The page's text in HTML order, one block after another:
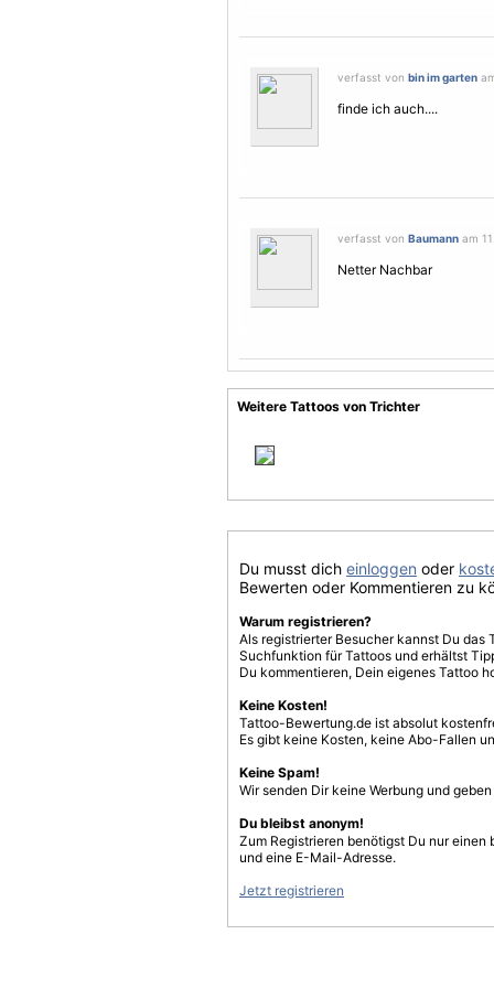
verfasst von bin im garten
finde ich auch....
verfasst von Baumann am
Netter Nachbar
Weitere Tattoos von Trichter
Du musst dich einloggen oder
Bewerten oder Kommentieren zu
Warum registrieren?
Als registrierter Besucher kannst Du
Suchfunktion für Tattoos und erhältst
Du kommentieren, Dein eigenes Tattoo
Keine Kosten!
Tattoo-Bewertung.de ist absolut
Es gibt keine Kosten, keine Abo-Fallen
Keine Spam!
Wir senden Dir keine Werbung und
Du bleibst anonym!
Zum Registrieren benötigst Du nur einen
und eine E-Mail-Adresse.
Jetzt registrieren